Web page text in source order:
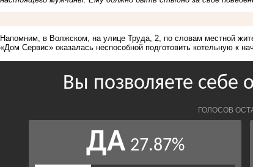
Напомним, в Волжском, на улице Труда, 2, по словам местной
«Дом Сервис» оказалась неспособной подготовить котельную к